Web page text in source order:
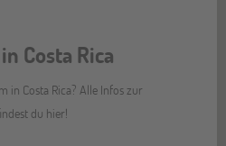
Costa Rica
in Costa Rica? Alle Infos zur
du hier!